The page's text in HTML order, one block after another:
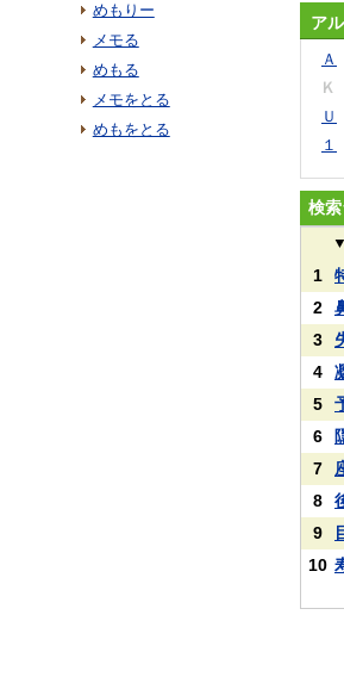
めもりー
メモる
めもる
メモをとる
めもをとる
ア
Ａ
Ｋ
Ｕ
１
検
▼
1
2
3
4
5
6
7
8
9
10